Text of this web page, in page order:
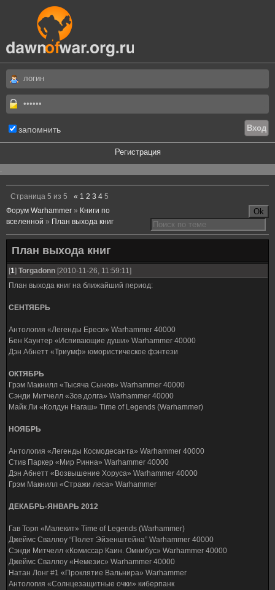
запомнить
Регистрация
.
Страница 5 из 5 « 1 2 3 4 5
Форум Warhammer » Книги по
вселенной » План выхода книг
План выхода книг
[1] Torgadonn [2010-11-26, 11:59:11]
План выхода книг на ближайший период:
СЕНТЯБРЬ
Антология «Легенды Ереси» Warhammer 40000
Бен Каунтер «Испивающие души» Warhammer 40000
Дэн Абнетт «Триумф» юмористическое фэнтези
ОКТЯБРЬ
Грэм Макнилл «Тысяча Сынов» Warhammer 40000
Сэнди Митчелл «Зов долга» Warhammer 40000
Майк Ли «Колдун Нагаш» Time of Legends (Warhammer)
НОЯБРЬ
Антология «Легенды Космодесанта» Warhammer 40000
Стив Паркер «Мир Ринна» Warhammer 40000
Дэн Абнетт «Возвышение Хоруса» Warhammer 40000
Грэм Макнилл «Стражи леса» Warhammer
ДЕКАБРЬ-ЯНВАРЬ 2012
Гав Торп «Малекит» Time of Legends (Warhammer)
Джеймс Сваллоу “Полет Эйзенштейна” Warhammer 40000
Сэнди Митчелл «Комиссар Каин. Омнибус» Warhammer 40000
Джеймс Сваллоу «Немезис» Warhammer 40000
Натан Лонг #1 «Проклятие Вальнира» Warhammer
Антология «Солнцезащитные очки» киберпанк